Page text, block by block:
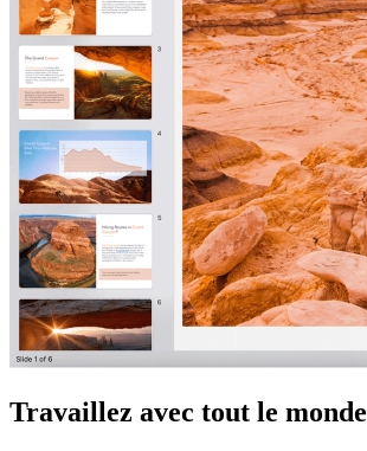
Travaillez avec tout le monde